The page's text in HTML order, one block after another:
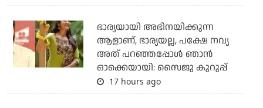
ഭാര്യയായി അഭിനയിക്കുന്ന
ആളാണ്, ഭാര്യയല്ല, പക്ഷേ നവ്യ
അത് പറഞ്ഞപ്പോള്‍ ഞാന്‍
ഓക്കെയായി: സൈജു കുറുപ്പ്
17 hours ago